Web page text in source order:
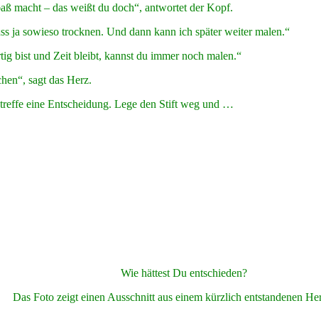
macht – das weißt du doch“, antwortet der Kopf.
ja sowieso trocknen. Und dann kann ich später weiter malen.“
bist und Zeit bleibt, kannst du immer noch malen.“
sagt das Herz.
eine Entscheidung. Lege den Stift weg und …
Wie hättest Du entschieden?
Das Foto zeigt einen Ausschnitt aus einem kürzlich entstandenen